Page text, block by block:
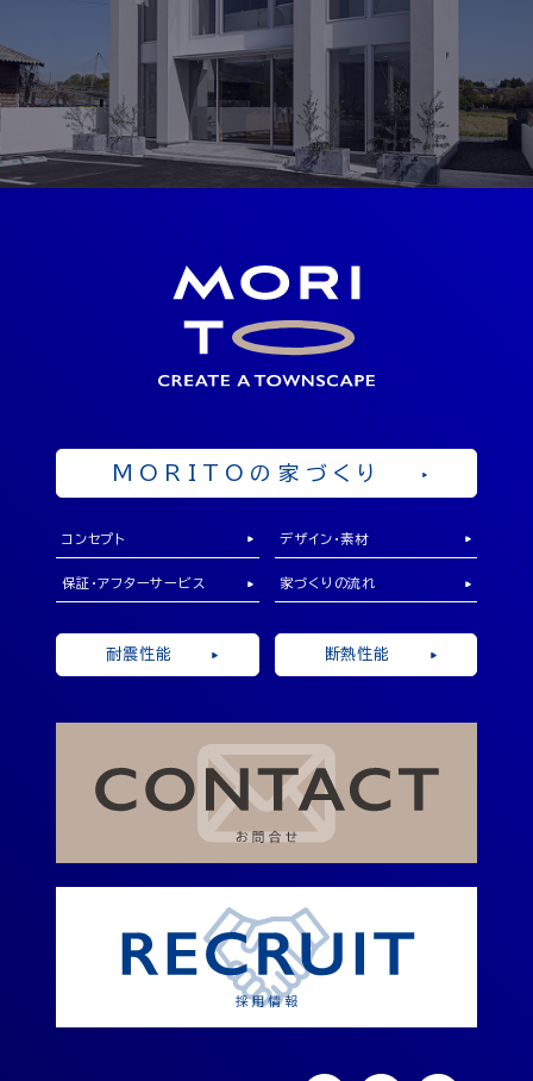
見学予約
SHOWROOM
ショールーム
岡山県勝田郡奈義町中島西108-1
MORITOの家づくり
コンセプト デザイン・素材
保証・アフターサービス 家づくりの流れ
耐震性能 断熱性能